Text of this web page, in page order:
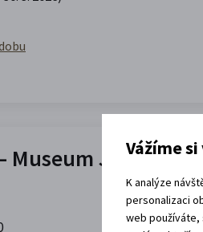
Museum Josefa
Vážíme
K analýze
personalizaci
web používáte,